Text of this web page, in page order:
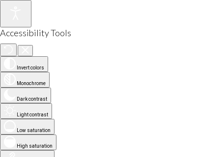
Accessibility Tools
Invert colors
Monochrome
Dark contrast
Light contrast
Low saturation
High saturation